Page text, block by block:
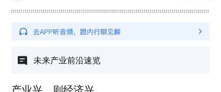
未来产业前沿速览
产业兴，则经济兴。